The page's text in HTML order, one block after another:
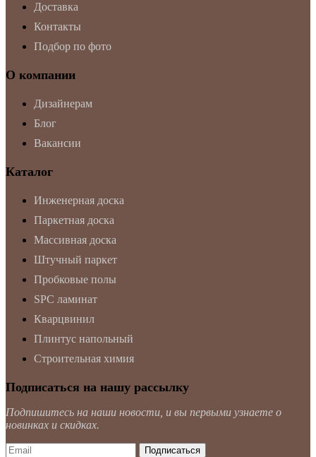
Доставка
Контакты
Подбор по фото
О компании
Дизайнерам
Блог
Вакансии
Каталог
Инженерная доска
Паркетная доска
Массивная доска
Штучный паркет
Пробковые полы
SPC ламинат
Кварцвинил
Плинтус напольный
Строительная химия
Подписаться на нашу рассылку
Подпишитесь на наши новости, и вы первыми узнаете о
новинках и скидках.